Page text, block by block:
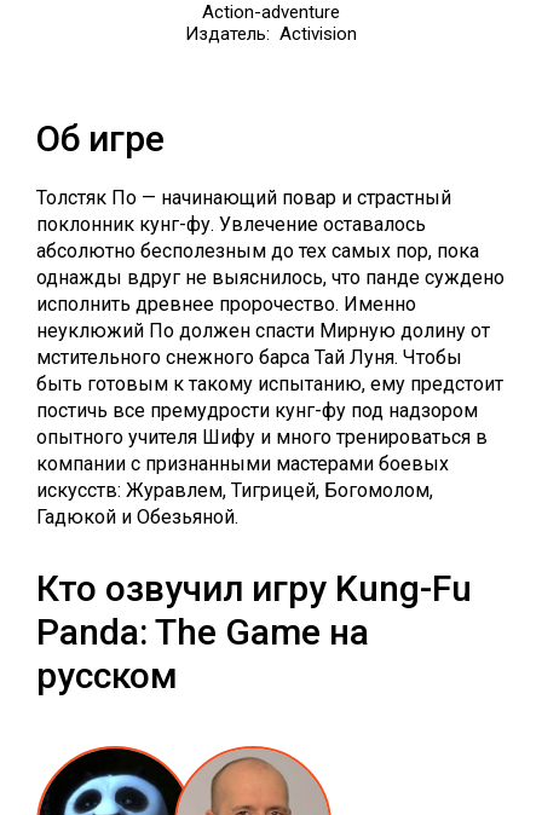
Action-adventure
Издатель: Activision
Об игре
Толстяк По — начинающий повар и страстный
поклонник кунг-фу. Увлечение оставалось
абсолютно бесполезным до тех самых пор, пока
однажды вдруг не выяснилось, что панде суждено
исполнить древнее пророчество. Именно
неуклюжий По должен спасти Мирную долину от
мстительного снежного барса Тай Луня. Чтобы
быть готовым к такому испытанию, ему предстоит
постичь все премудрости кунг-фу под надзором
опытного учителя Шифу и много тренироваться в
компании с признанными мастерами боевых
искусств: Журавлем, Тигрицей, Богомолом,
Гадюкой и Обезьяной.
Кто озвучил игру Kung-Fu
Panda: The Game на
русском